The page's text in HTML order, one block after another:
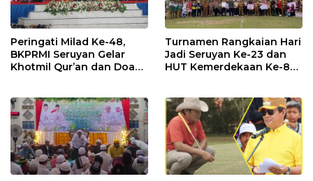
Peringati Milad Ke-48,
BKPRMI Seruyan Gelar
Khotmil Qur’an dan Doa
Turnamen Rangkaian Hari
Jadi Seruyan Ke-23 dan
HUT Kemerdekaan Ke-80